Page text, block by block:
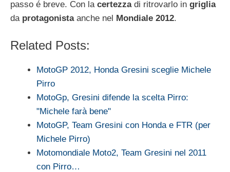
passo é breve. Con la certezza di ritrovarlo in griglia
da protagonistaanche nel Mondiale 2012.
Related Posts:
MotoGP 2012, Honda Gresini sceglie Michele
Pirro
MotoGp, Gresini difende la scelta Pirro:
"Michele farà bene"
MotoGP, Team Gresini con Honda e FTR (per
Michele Pirro)
Motomondiale Moto2, Team Gresini nel 2011
con Pirro…